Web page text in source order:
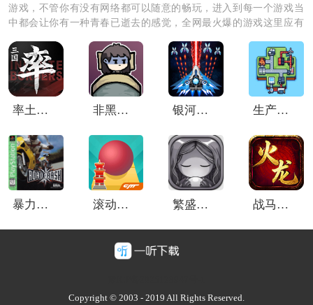
游戏特色亮点
1、智能离线挂机：系统支持角色在离线状态下自动执行
推图、采集等任务，持续产出金币与经验，完美适配现
代人的快节奏生活。
2、深度策略养成：并非无脑堆数值，玩家需要根据关卡
游戏，不管你有没有网络都可以随意的畅玩，进入到每一个游戏当
中都会让你有一种青春已逝去的感觉，全网最火爆的游戏这里应有
率土之滨vivo客户端 非黑即白无敌版 银河之战最新版本 生产链大亨MOD菜单版
暴力摩托单机版 滚动的天空旧版本 繁盛时代手机版 战马火龙高爆版
Copyright © 2003 - 2019 All Rights Reserved.